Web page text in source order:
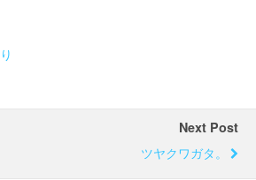
Next Post
ツヤクワガタ。